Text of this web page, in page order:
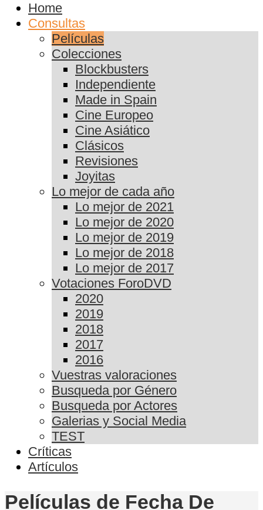
Home
Consultas
Películas
Colecciones
Blockbusters
Independiente
Made in Spain
Cine Europeo
Cine Asiático
Clásicos
Revisiones
Joyitas
Lo mejor de cada año
Lo mejor de 2021
Lo mejor de 2020
Lo mejor de 2019
Lo mejor de 2018
Lo mejor de 2017
Votaciones ForoDVD
2020
2019
2018
2017
2016
Vuestras valoraciones
Busqueda por Género
Busqueda por Actores
Galerias y Social Media
TEST
Críticas
Artículos
Películas de Fecha De